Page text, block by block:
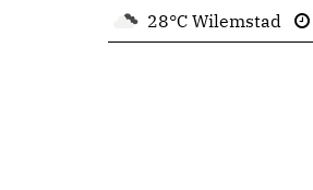
28°C Wilemstad